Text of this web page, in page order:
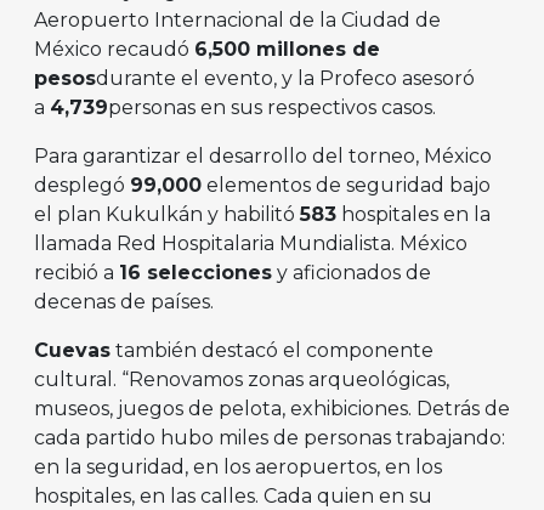
Aeropuerto Internacional de la Ciudad de
México recaudó 6,500 millones de
pesosdurante el evento, y la Profeco asesoró
a 4,739personas en sus respectivos casos.
Para garantizar el desarrollo del torneo, México
desplegó 99,000 elementos de seguridad bajo
el plan Kukulkán y habilitó583 hospitales en la
llamada Red Hospitalaria Mundialista. México
recibió a 16 selecciones y aficionados de
decenas de países.
Cuevas también destacó el componente
cultural. “Renovamos zonas arqueológicas,
museos, juegos de pelota, exhibiciones. Detrás de
cada partido hubo miles de personas trabajando:
en la seguridad, en los aeropuertos, en los
hospitales, en las calles. Cada quien en su